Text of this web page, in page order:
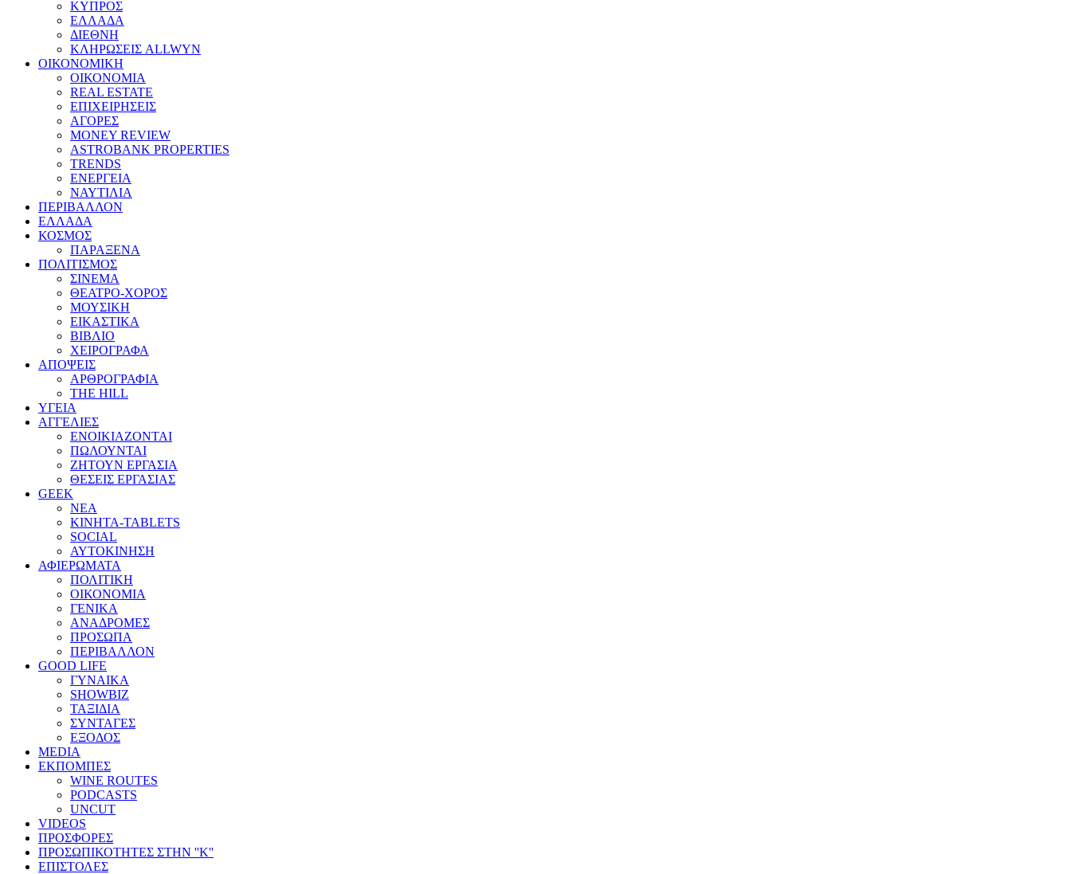
ΚΥΠΡΟΣ
ΕΛΛΑΔΑ
ΔΙΕΘΝΗ
ΚΛΗΡΩΣΕΙΣ ALLWYN
ΟΙΚΟΝΟΜΙΚΗ
ΟΙΚΟΝΟΜΙΑ
REAL ESTATE
ΕΠΙΧΕΙΡΗΣΕΙΣ
ΑΓΟΡΕΣ
MONEY REVIEW
ASTROBANK PROPERTIES
TRENDS
ΕΝΕΡΓΕΙΑ
ΝΑΥΤΙΛΙΑ
ΠΕΡΙΒΑΛΛΟΝ
ΕΛΛΑΔΑ
ΚΟΣΜΟΣ
ΠΑΡΑΞΕΝΑ
ΠΟΛΙΤΙΣΜΟΣ
ΣΙΝΕΜΑ
ΘΕΑΤΡΟ-ΧΟΡΟΣ
ΜΟΥΣΙΚΗ
ΕΙΚΑΣΤΙΚΑ
ΒΙΒΛΙΟ
ΧΕΙΡΟΓΡΑΦΑ
ΑΠΟΨΕΙΣ
ΑΡΘΡΟΓΡΑΦΙΑ
THE HILL
ΥΓΕΙΑ
ΑΓΓΕΛΙΕΣ
ΕΝΟΙΚΙΑΖΟΝΤΑΙ
ΠΩΛΟΥΝΤΑΙ
ΖΗΤΟΥΝ ΕΡΓΑΣΙΑ
ΘΕΣΕΙΣ ΕΡΓΑΣΙΑΣ
GEEK
ΝΕΑ
ΚΙΝΗΤΑ-TABLETS
SOCIAL
ΑΥΤΟΚΙΝΗΣΗ
ΑΦΙΕΡΩΜΑΤΑ
ΠΟΛΙΤΙΚΗ
ΟΙΚΟΝΟΜΙΑ
ΓΕΝΙΚΑ
ΑΝΑΔΡΟΜΕΣ
ΠΡΟΣΩΠΑ
ΠΕΡΙΒΑΛΛΟΝ
GOOD LIFE
ΓΥΝΑΙΚΑ
SHOWBIZ
ΤΑΞΙΔΙΑ
ΣΥΝΤΑΓΕΣ
ΕΞΟΔΟΣ
MEDIA
ΕΚΠΟΜΠΕΣ
WINE ROUTES
PODCASTS
UNCUT
VIDEOS
ΠΡΟΣΦΟΡΕΣ
ΠΡΟΣΩΠΙΚΟΤΗΤΕΣ ΣΤΗΝ ''Κ''
ΕΠΙΣΤΟΛΕΣ